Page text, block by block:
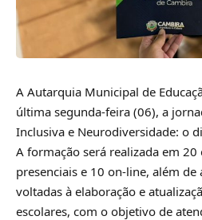
A Autarquia Municipal de
última segunda-feira (06), a
Inclusiva e Neurodiversidade: o
A formação será realizada em
presenciais e 10 on-line, além de
voltadas à elaboração e
escolares, com o objetivo de